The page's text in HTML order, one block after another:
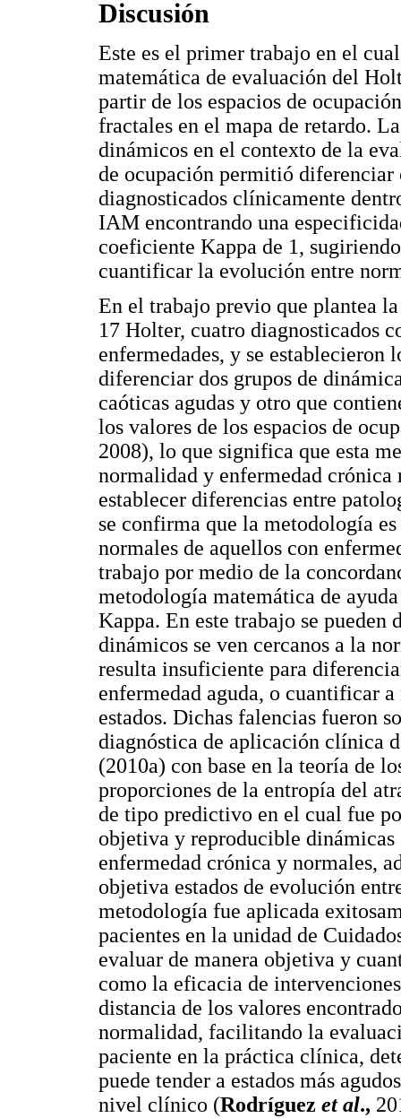
Discusión
Este es el primer trabajo en el
matemática de evaluación del
partir de los espacios de
fractales en el mapa de retardo.
dinámicos en el contexto de la
de ocupación permitió diferenciar
diagnosticados clínicamente
IAM encontrando una
coeficiente Kappa de 1,
cuantificar la evolución entre
En el trabajo previo que plantea
17 Holter, cuatro diagnosticados
enfermedades, y se establecieron
diferenciar dos grupos de
caóticas agudas y otro que
los valores de los espacios de
2008), lo que significa que esta
normalidad y enfermedad
establecer diferencias entre
se confirma que la metodología
normales de aquellos con
trabajo por medio de la
metodología matemática de
Kappa. En este trabajo se pueden
dinámicos se ven cercanos a la
resulta insuficiente para
enfermedad aguda, o cuantificar
estados. Dichas falencias fueron
diagnóstica de aplicación clínica
(2010a) con base en la teoría de
proporciones de la entropía del
de tipo predictivo en el cual fue
objetiva y reproducible dinámicas
enfermedad crónica y normales,
objetiva estados de evolución
metodología fue aplicada
pacientes en la unidad de
evaluar de manera objetiva y
como la eficacia de
distancia de los valores
normalidad, facilitando la
paciente en la práctica clínica,
puede tender a estados más
nivel clínico (Rodríguez et al.,